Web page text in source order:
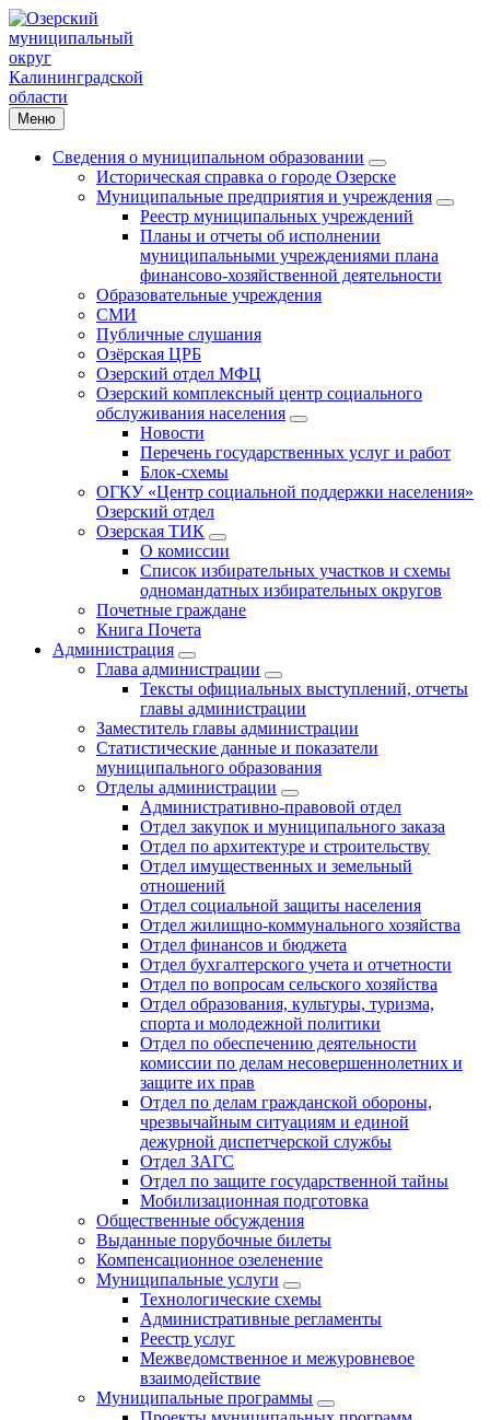
Меню
Сведения о муниципальном образовании
Историческая справка о городе Озерске
Муниципальные предприятия и учреждения
Реестр муниципальных учреждений
Планы и отчеты об исполнении
муниципальными учреждениями плана
финансово-хозяйственной деятельности
Образовательные учреждения
СМИ
Публичные слушания
Озёрская ЦРБ
Озерский отдел МФЦ
Озерский комплексный центр социального
обслуживания населения
Новости
Перечень государственных услуг и работ
Блок-схемы
ОГКУ «Центр социальной поддержки населения»
Озерский отдел
Озерская ТИК
О комиссии
Список избирательных участков и схемы
одномандатных избирательных округов
Почетные граждане
Книга Почета
Администрация
Глава администрации
Тексты официальных выступлений, отчеты
главы администрации
Заместитель главы администрации
Статистические данные и показатели
муниципального образования
Отделы администрации
Административно-правовой отдел
Отдел закупок и муниципального заказа
Отдел по архитектуре и строительству
Отдел имущественных и земельный
отношений
Отдел социальной защиты населения
Отдел жилищно-коммунального хозяйства
Отдел финансов и бюджета
Отдел бухгалтерского учета и отчетности
Отдел по вопросам сельского хозяйства
Отдел образования, культуры, туризма,
спорта и молодежной политики
Отдел по обеспечению деятельности
комиссии по делам несовершеннолетних и
защите их прав
Отдел по делам гражданской обороны,
чрезвычайным ситуациям и единой
дежурной диспетчерской службы
Отдел ЗАГС
Отдел по защите государственной тайны
Мобилизационная подготовка
Общественные обсуждения
Выданные порубочные билеты
Компенсационное озеленение
Муниципальные услуги
Технологические схемы
Административные регламенты
Реестр услуг
Межведомственное и межуровневое
взаимодействие
Муниципальные программы